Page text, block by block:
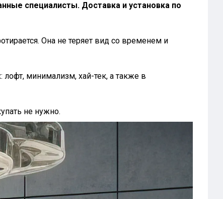
специалисты. Доставка и установка по
Она не теряет вид со временем и
минимализм, хай-тек, а также в
не нужно.